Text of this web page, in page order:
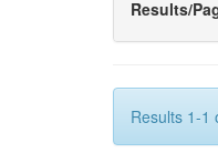
Results/
Results 1-1